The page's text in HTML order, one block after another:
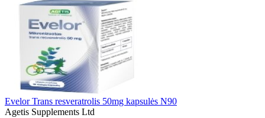
Evelor Trans resveratrolis 50mg kapsulės N90
Agetis Supplements Ltd